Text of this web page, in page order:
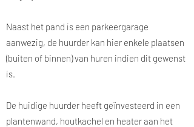
Naast het pand is een parkeergarage
aanwezig, de huurder kan hier enkele plaatsen
(buiten of binnen) van huren indien dit gewenst
is.
De huidige huurder heeft geïnvesteerd in een
plantenwand, houtkachel en heater aan het